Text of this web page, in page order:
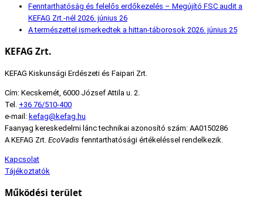
Fenntarthatóság és felelős erdőkezelés – Megújító FSC audit a
KEFAG Zrt.-nél 2026. június 26
A természettel ismerkedtek a hittan-táborosok 2026. június 25
KEFAG Zrt.
KEFAG Kiskunsági Erdészeti és Faipari Zrt.
Cím: Kecskemét, 6000 József Attila u. 2.
Tel. +36 76/510-400
e-mail: kefag@kefag.hu
Faanyag kereskedelmi lánc technikai azonosító szám: AA0150286
A KEFAG Zrt. EcoVadis fenntarthatósági értékeléssel rendelkezik.
Kapcsolat
Tájékoztatók
Működési terület